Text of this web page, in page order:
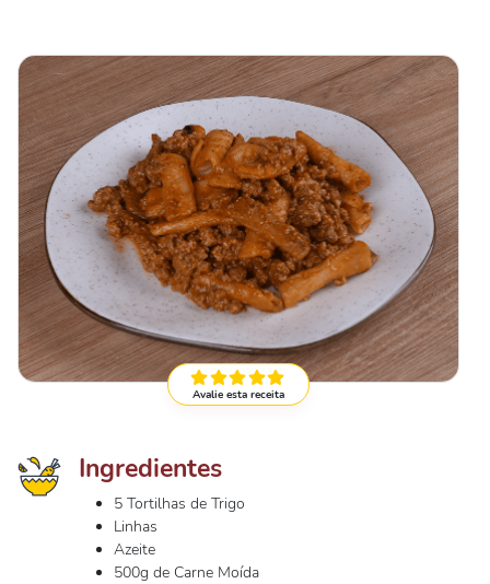
Avalie esta receita
Ingredientes
5 Tortilhas de Trigo
Linhas
Azeite
500g de Carne Moída